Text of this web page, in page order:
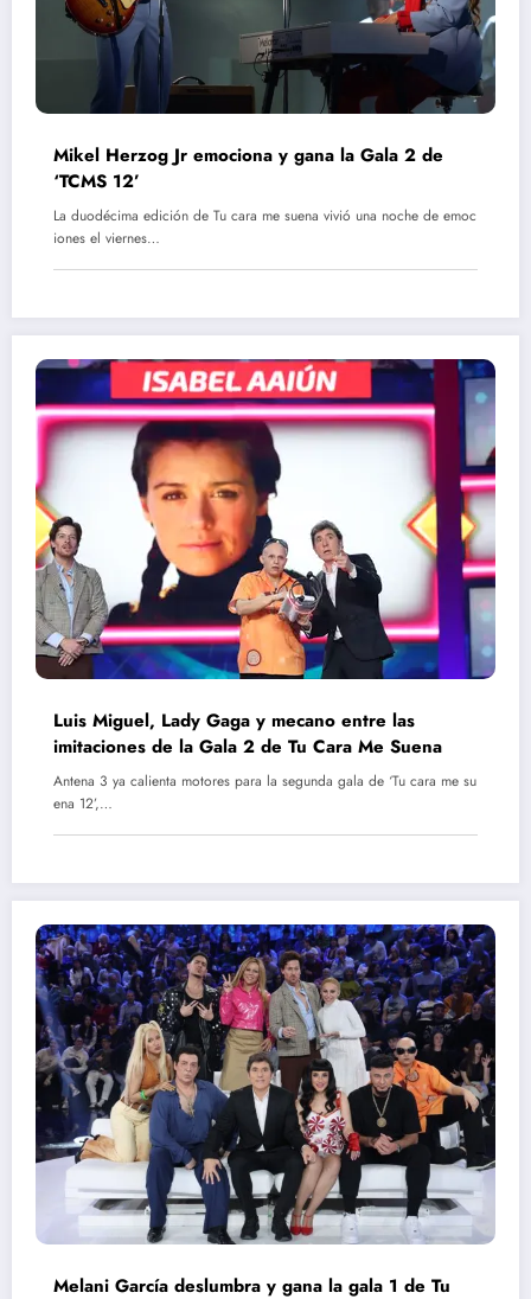
Mikel Herzog Jr emociona y gana la Gala 2 de
‘TCMS 12’
La duodécima edición de Tu cara me suena vivió una noche de emoc
iones el viernes…
Luis Miguel, Lady Gaga y mecano entre las
imitaciones de la Gala 2 de Tu Cara Me Suena
Antena 3 ya calienta motores para la segunda gala de ‘Tu cara me su
ena 12’,…
Melani García deslumbra y gana la gala 1 de Tu